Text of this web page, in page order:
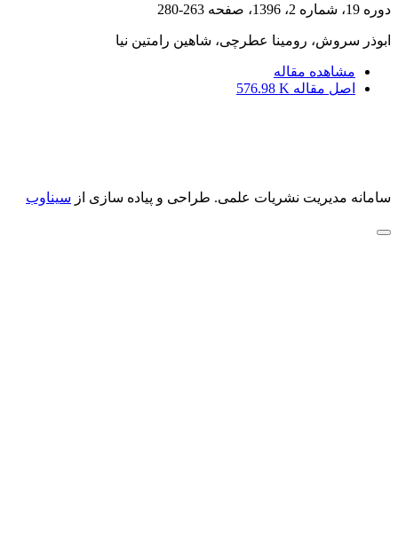
دوره 19، شماره 2، 1396، صفحه 263-280
ابوذر سروش، رومینا عطرچی، شاهین رامتین نیا
مشاهده مقاله
اصل مقاله 576.98 K
سامانه مدیریت نشریات علمی. طراحی و پیاده سازی از سیناوب